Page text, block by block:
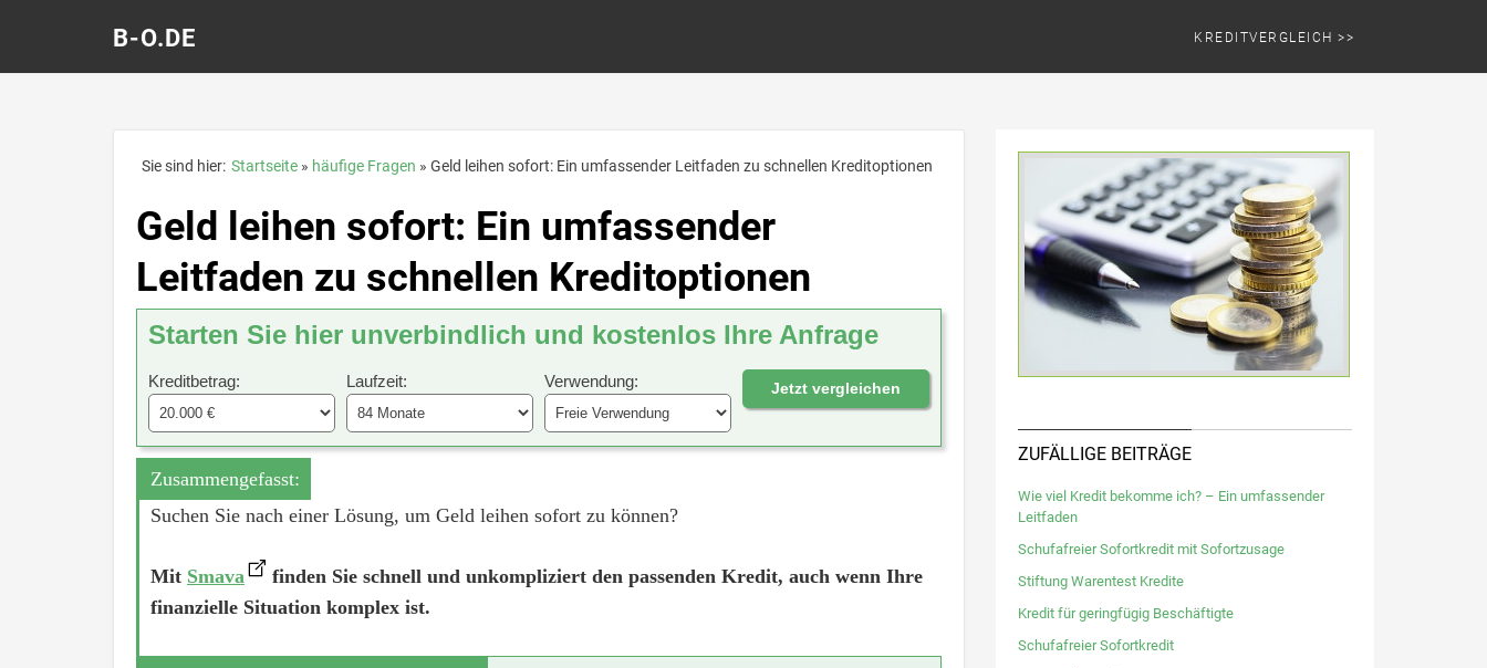
B-O.DE KREDITVERGLEICH >>
Sie sind hier: Startseite häufige Fragen Geld leihen sofort: Ein umfassender Leitfaden zu schnellen Kreditoptionen
Geld leihen sofort: Ein umfassender
Leitfaden zu schnellen Kreditoptionen
Starten Sie hier unverbindlich und kostenlos Ihre Anfrage
Kreditbetrag: Laufzeit: Verwendung: Jetzt vergleichen
Zusammengefasst:
Suchen Sie nach einer Lösung, um Geld leihen sofort zu können?
Mit Smava
finden Sie schnell und unkompliziert den passenden Kredit, auch wenn Ihre
finanzielle Situation komplex ist.
ZUFÄLLIGE BEITRÄGE
Wie viel Kredit bekomme ich? – Ein umfassender
Leitfaden
Schufafreier Sofortkredit mit Sofortzusage
Stiftung Warentest Kredite
Kredit für geringfügig Beschäftigte
Schufafreier Sofortkredit